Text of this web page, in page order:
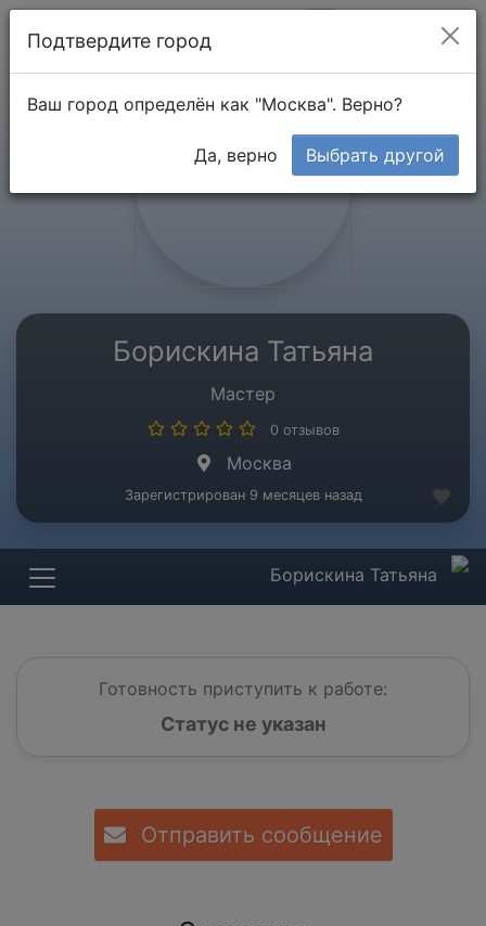
Борискина Татьяна
Мастер
0 отзывов
Москва
Зарегистрирован 9 месяцев назад
Борискина Татьяна
Готовность приступить к работе:
Статус не указан
Отправить сообщение
Подтвердите город
Ваш город определён как "Москва". Верно?
Да, верно Выбрать другой